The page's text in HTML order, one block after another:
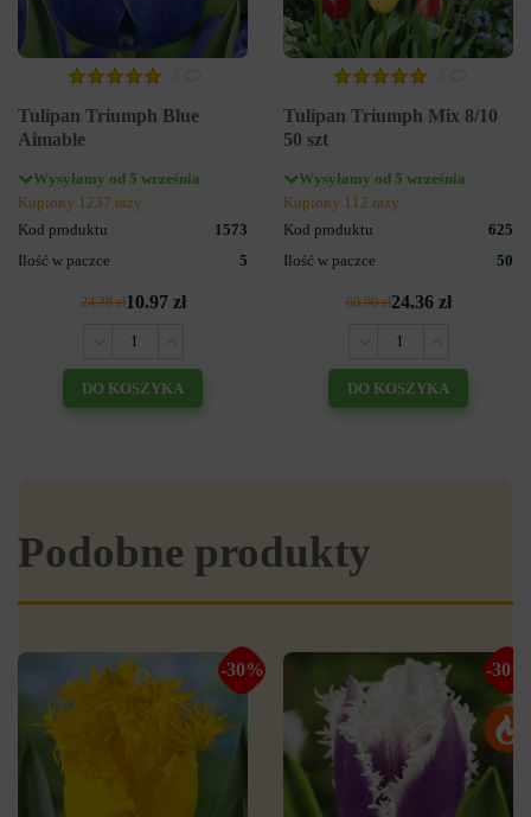
Tulipan Triumph Blue
Aimable
Wysyłamy od 5 września
Kupiony 1237 razy
Kod produktu
1573
Ilość w paczce
5
24.38 zł10.97 zł
DO KOSZYKA
Tulipan Triumph Mix 8/10
50 szt
Wysyłamy od 5 września
Kupiony 112 razy
Kod produktu
625
Ilość w paczce
50
60.90 zł24.36 zł
DO KOSZYKA
Podobne produkty
-30% -30%